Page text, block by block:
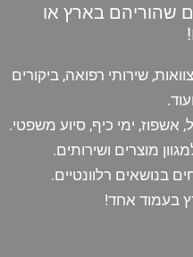
שהוריהם בארץ או
שירותי רפואה, ביקורים
אשפוז, ימי כיף, סיוע משפטי.
מוצרים ושירותים.
בנושאים רלוונטיים.
בעמוד אחד!